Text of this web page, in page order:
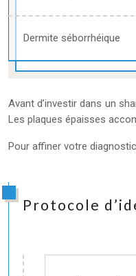
Dermite séborrhéique
Avant d’investir dans un
Les plaques épaisses
Pour affiner votre
Protocole